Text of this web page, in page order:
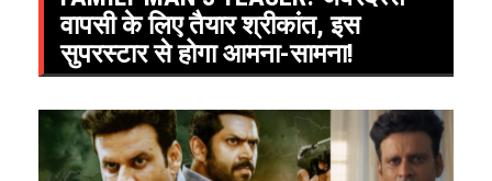
वापसी के लिए तैयार श्रीकांत, इस
सुपरस्टार से होगा आमना-सामना!